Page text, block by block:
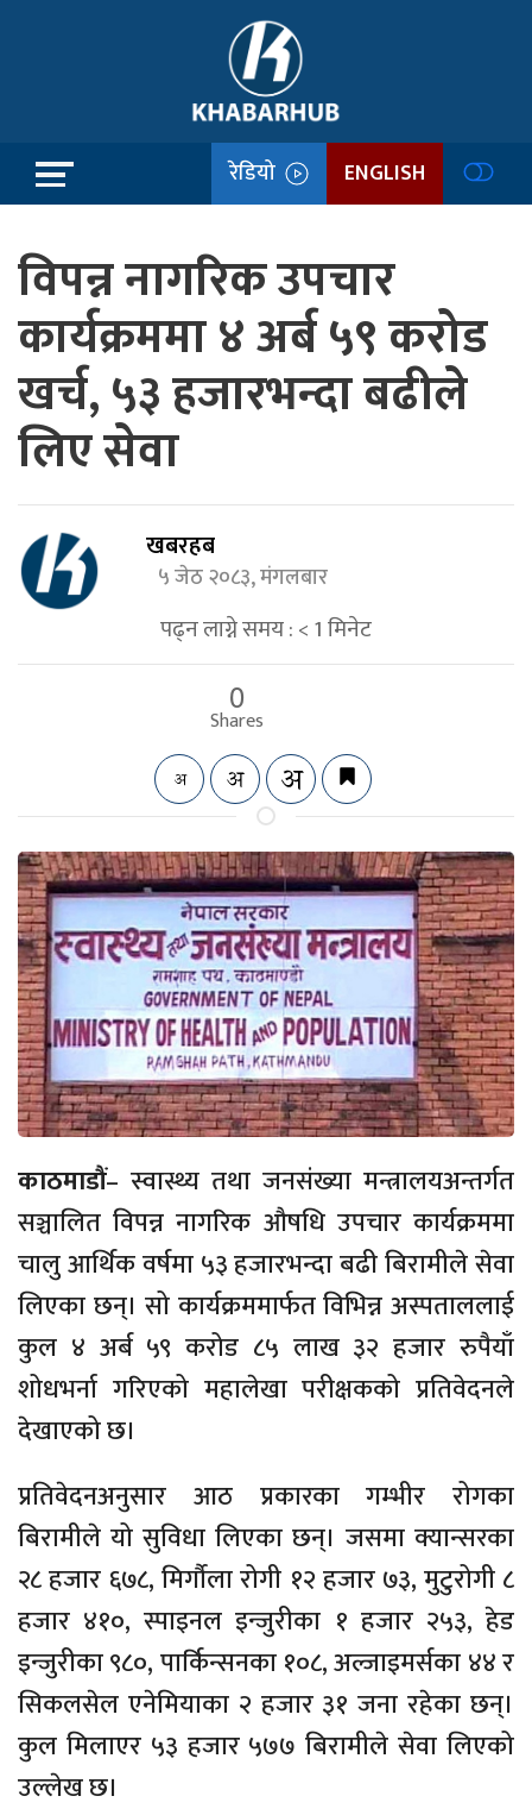
रेडियो ENGLISH
विपन्न नागरिक उपचार
कार्यक्रममा ४ अर्ब ५९ करोड
खर्च, ५३ हजारभन्दा बढीले
लिए सेवा
खबरहब
५ जेठ २०८३, मंगलबार
पढ्न लाग्ने समय :< 1मिनेट
0
Shares
काठमाडौं– स्वास्थ्य तथा जनसंख्या मन्त्रालयअन्तर्गत
सञ्चालित विपन्न नागरिक औषधि उपचार कार्यक्रममा
चालु आर्थिक वर्षमा ५३ हजारभन्दा बढी बिरामीले सेवा
लिएका छन्। सो कार्यक्रममार्फत विभिन्न अस्पताललाई
कुल ४ अर्ब ५९ करोड ८५ लाख ३२ हजार रुपैयाँ
शोधभर्ना गरिएको महालेखा परीक्षकको प्रतिवेदनले
देखाएको छ।
प्रतिवेदनअनुसार आठ प्रकारका गम्भीर रोगका
बिरामीले यो सुविधा लिएका छन्। जसमा क्यान्सरका
२८ हजार ६७८, मिर्गौला रोगी १२ हजार ७३, मुटुरोगी ८
हजार ४१०, स्पाइनल इन्जुरीका १ हजार २५३, हेड
इन्जुरीका ९८०, पार्किन्सनका १०८, अल्जाइमर्सका ४४ र
सिकलसेल एनेमियाका २ हजार ३१ जना रहेका छन्।
कुल मिलाएर ५३ हजार ५७७ बिरामीले सेवा लिएको
उल्लेख छ।